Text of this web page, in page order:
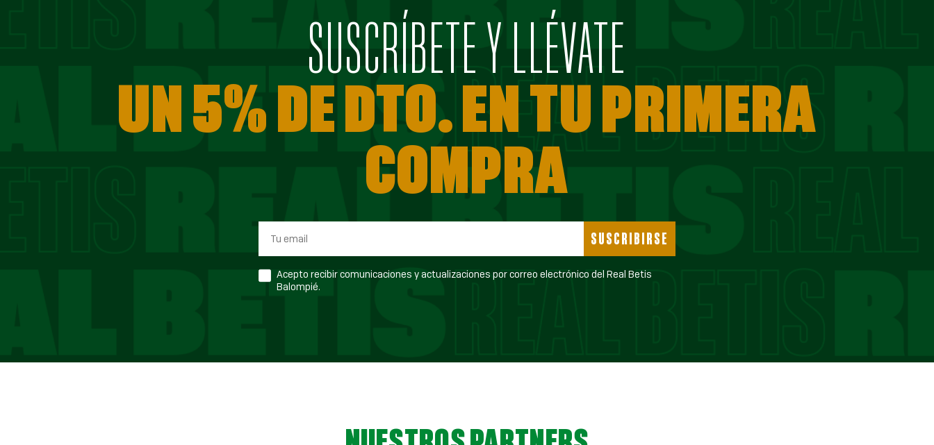
SUSCRÍBETE Y LLÉVATE
UN 5% DE DTO. EN TU PRIMERA
COMPRA
SUSCRIBIRSE
Acepto recibir comunicaciones y actualizaciones por correo electrónico del Real Betis
Balompié.